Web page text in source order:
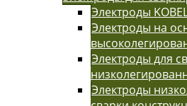
Электроды
Электроды на
Электроды для
Электроды